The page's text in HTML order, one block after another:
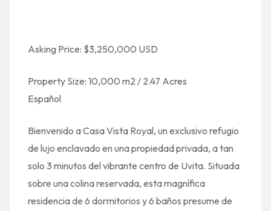
Asking Price: $3,250,000 USD
Property Size: 10,000 m2 / 2.47 Acres
Español
Bienvenido a Casa Vista Royal, un exclusivo refugio
de lujo enclavado en una propiedad privada, a tan
solo 3 minutos del vibrante centro de Uvita. Situada
sobre una colina reservada, esta magnífica
residencia de 6 dormitorios y 6 baños presume de